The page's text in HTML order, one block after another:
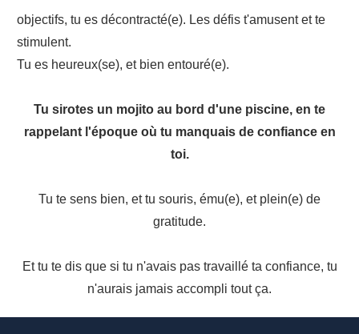
objectifs, tu es décontracté(e). Les défis t'amusent et te
stimulent.
Tu es heureux(se), et bien entouré(e).
Tu sirotes un mojito au bord d'une piscine, en te
rappelant l'époque où tu manquais de confiance en
toi.
Tu te sens bien, et tu souris, ému(e), et plein(e) de
gratitude.
Et tu te dis que si tu n'avais pas travaillé ta confiance, tu
n'aurais jamais accompli tout ça.